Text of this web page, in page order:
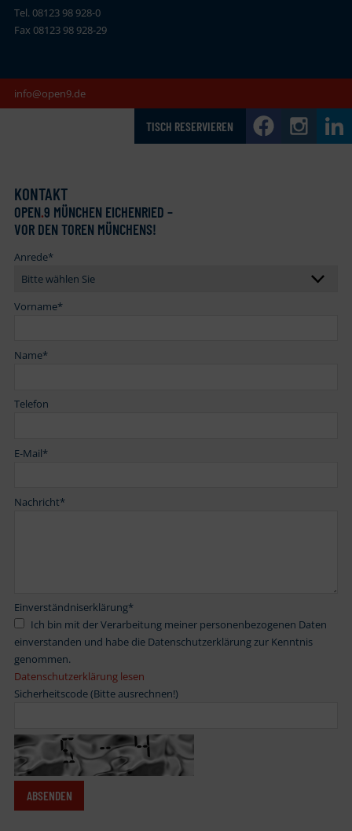
Tel. 08123 98 928-0
Fax 08123 98 928-29
info@open9.de
TISCH RESERVIEREN
KONTAKT
OPEN.9 MÜNCHEN EICHENRIED –
VOR DEN TOREN MÜNCHENS!
Anrede*
Vorname*
Name*
Telefon
E-Mail*
Nachricht*
Einverständniserklärung*
einverstanden und habe die Datenschutzerklärung zur Kenntnis
genommen.
Datenschutzerklärung lesen
Sicherheitscode (Bitte ausrechnen!)